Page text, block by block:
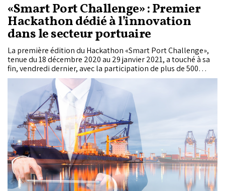
«Smart Port Challenge» : Premier
Hackathon dédié à l’innovation
dans le secteur portuaire
La première édition du Hackathon «Smart Port Challenge»,
tenue du 18 décembre 2020 au 29 janvier 2021, a touché à sa
fin, vendredi dernier, avec la participation de plus de 500
challengers venus de 10 pays différents, ayant soumis plus de
74 projets innovants.